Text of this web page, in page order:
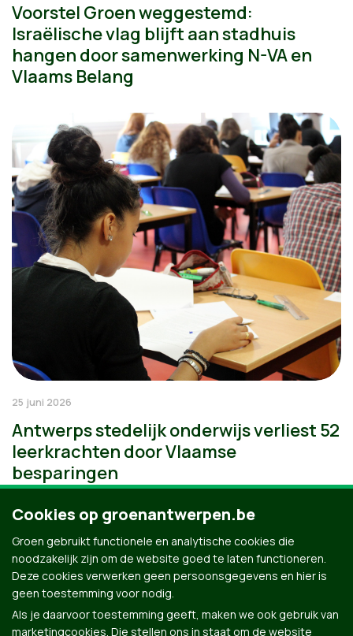
Voorstel Groen weggestemd:
Israëlische vlag blijft aan stadhuis
hangen door samenwerking N-VA en
Vlaams Belang
25 juni 2026
Antwerps stedelijk onderwijs verliest 52
leerkrachten door Vlaamse
besparingen
Cookies op groenantwerpen.be
Groen gebruikt functionele en analytische cookies die
noodzakelijk zijn om de website goed te laten functioneren.
Deze cookies verwerken geen persoonsgegevens en hier is
geen toestemming voor nodig.
Als je daarvoor toestemming geeft, maken we ook gebruik van
marketingcookies. Die stellen ons in staat om de website